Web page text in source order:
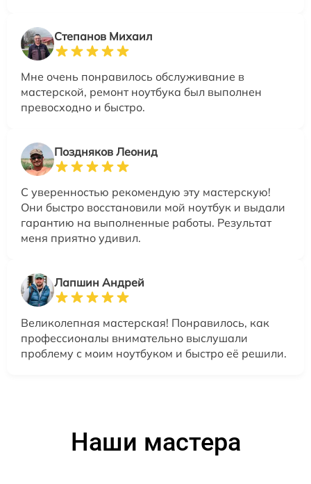
Степанов Михаил
Мне очень понравилось обслуживание в
мастерской, ремонт ноутбука был выполнен
превосходно и быстро.
Поздняков Леонид
С уверенностью рекомендую эту мастерскую!
Они быстро восстановили мой ноутбук и выдали
гарантию на выполненные работы. Результат
меня приятно удивил.
Лапшин Андрей
Великолепная мастерская! Понравилось, как
профессионалы внимательно выслушали
проблему с моим ноутбуком и быстро её решили.
Наши мастера